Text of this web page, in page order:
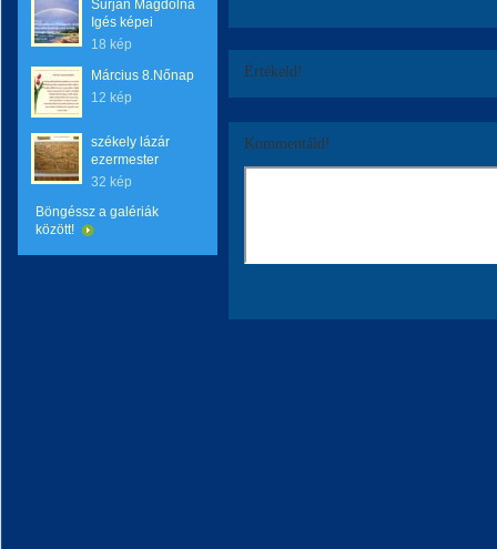
Surján Magdolna
Igés képei
18 kép
Március 8.Nőnap
12 kép
székely lázár
ezermester
32 kép
Böngéssz a galériák
között!
Értékeld!
Kommentáld!